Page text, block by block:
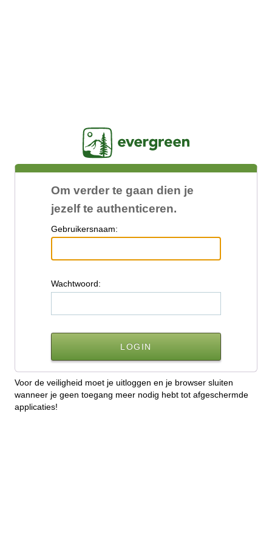
Om verder te gaan dien je
jezelf te authenticeren.
Gebruikersnaam:
Wachtwoord:
Voor de veiligheid moet je uitloggen en je browser sluiten
wanneer je geen toegang meer nodig hebt tot afgeschermde
applicaties!